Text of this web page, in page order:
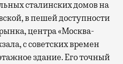
сталинских домов на
в пешей доступности
центра «Москва-
с советских времен
здание. Его точный